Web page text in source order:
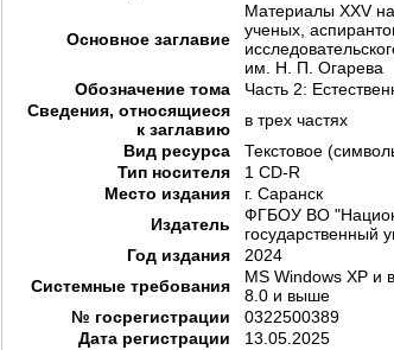
Основное заглавие
Материалы XXV
ученых,
им. Н. П. Огарева
Обозначение тома
Часть 2:
Сведения, относящиеся
к заглавию
в трех частях
Вид ресурса
Текстовое
Тип носителя
1 CD-R
Место издания
г. Саранск
Издатель
ФГБОУ ВО
государственный
Год издания
2024
Системные требования
MS Windows XP и
8.0 и выше
№ госрегистрации
0322500389
Дата регистрации
13.05.2025